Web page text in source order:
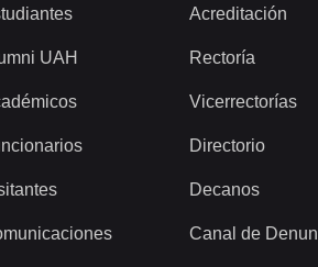
UAH
Acreditación
Rectoría
Vicerrectorías
Directorio
Decanos
Canal de